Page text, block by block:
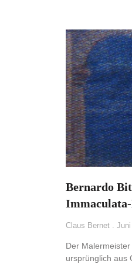
Bernardo
Claus Bernet Juni
Der
ursprünglich aus